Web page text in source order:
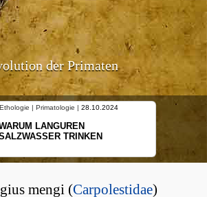
der Primaten
Ethologie | Primatologie | 28.10.2024
LANGUREN
TRINKEN
mengi (Carpolestidae)